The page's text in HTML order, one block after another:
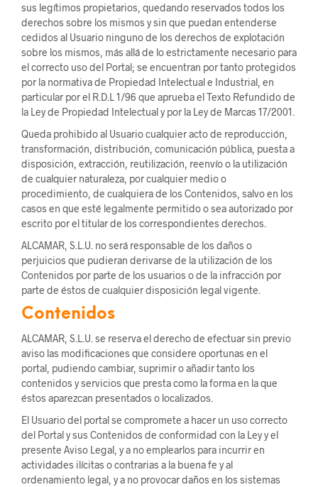
sus legítimos propietarios, quedando reservados todos los
derechos sobre los mismos y sin que puedan entenderse
cedidos al Usuario ninguno de los derechos de explotación
sobre los mismos, más allá de lo estrictamente necesario para
el correcto uso del Portal; se encuentran por tanto protegidos
por la normativa de Propiedad Intelectual e Industrial, en
particular por el R.D.L 1/96 que aprueba el Texto Refundido de
la Ley de Propiedad Intelectual y por la Ley de Marcas 17/2001.
Queda prohibido al Usuario cualquier acto de reproducción,
transformación, distribución, comunicación pública, puesta a
disposición, extracción, reutilización, reenvío o la utilización
de cualquier naturaleza, por cualquier medio o
procedimiento, de cualquiera de los Contenidos, salvo en los
casos en que esté legalmente permitido o sea autorizado por
escrito por el titular de los correspondientes derechos.
ALCAMAR, S.L.U. no será responsable de los daños o
perjuicios que pudieran derivarse de la utilización de los
Contenidos por parte de los usuarios o de la infracción por
parte de éstos de cualquier disposición legal vigente.
Contenidos
ALCAMAR, S.L.U. se reserva el derecho de efectuar sin previo
aviso las modificaciones que considere oportunas en el
portal, pudiendo cambiar, suprimir o añadir tanto los
contenidos y servicios que presta como la forma en la que
éstos aparezcan presentados o localizados.
El Usuario del portal se compromete a hacer un uso correcto
del Portal y sus Contenidos de conformidad con la Ley y el
presente Aviso Legal, y a no emplearlos para incurrir en
actividades ilícitas o contrarias a la buena fe y al
ordenamiento legal, y a no provocar daños en los sistemas